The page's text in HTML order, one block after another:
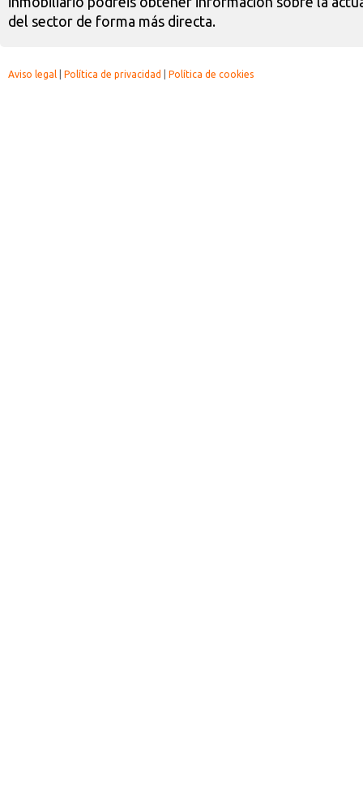
del sector de forma más directa.
Aviso legal Política de privacidad Política de cookies